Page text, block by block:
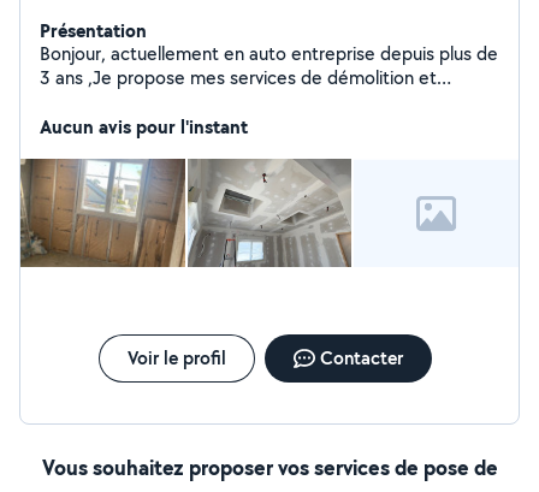
Présentation
Bonjour, actuellement en auto entreprise depuis plus de
3 ans ,Je propose mes services de démolition et
Cordialement D.R.S
Aucun avis pour l'instant
Voir le profil Contacter
Vous souhaitez proposer vos services de pose de